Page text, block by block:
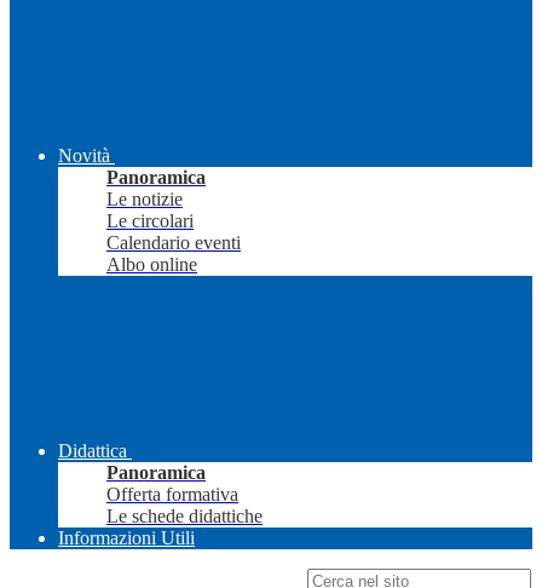
Novità
Panoramica
Le notizie
Le circolari
Calendario eventi
Albo online
Didattica
Panoramica
Offerta formativa
Le schede didattiche
Informazioni Utili